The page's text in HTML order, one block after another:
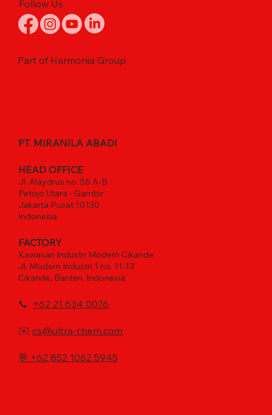
Follow Us
Part of Harmonia Group
PT. MIRANILA ABADI
HEAD OFFICE
Jl. Alaydrus no. 56 A-B
Petojo Utara - Gambir
Jakarta Pusat 10130
Indonesia
FACTORY
Kawasan Industri Modern Cikande
Jl. Modern Industri 1 no. 11-13
Cikande, Banten, Indonesia
📞 +62 21 634 0076
✉️ cs@ultra-chem.com
💬 +62 852 1062 5945